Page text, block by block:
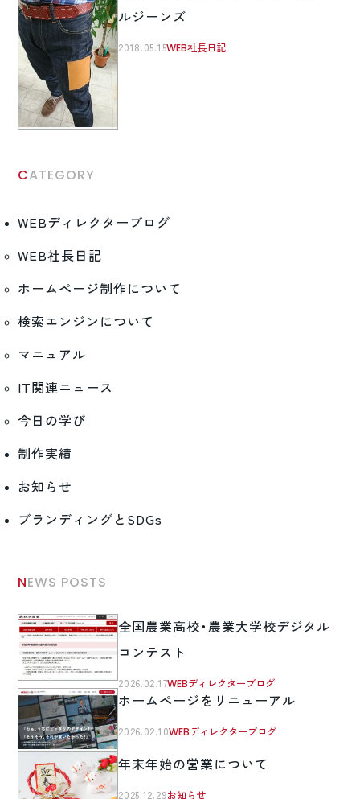
ルジーンズ
2018.05.15WEB社長日記
CATEGORY
WEBディレクターブログ
WEB社長日記
ホームページ制作について
検索エンジンについて
マニュアル
IT関連ニュース
今日の学び
制作実績
お知らせ
ブランディングとSDGs
NEWS POSTS
全国農業高校・農業大学校デジタル
コンテスト
2026.02.17WEBディレクターブログ
ホームページをリニューアル
2026.02.10WEBディレクターブログ
年末年始の営業について
2025.12.29お知らせ